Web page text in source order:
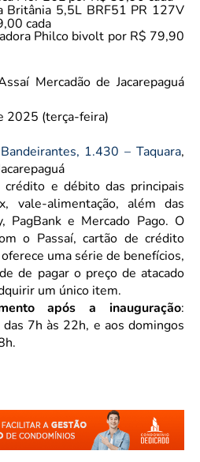
Britânia 5,5L BRF51 PR 127V
cada
Philco bivolt por R$ 79,90
Mercadão de Jacarepaguá
2025 (terça-feira)
1.430 – Taquara,
crédito e débito das principais
vale-alimentação, além das
PagBank e Mercado Pago. O
o Passaí, cartão de crédito
uma série de benefícios,
de pagar o preço de atacado
um único item.
após a inauguração:
7h às 22h, e aos domingos